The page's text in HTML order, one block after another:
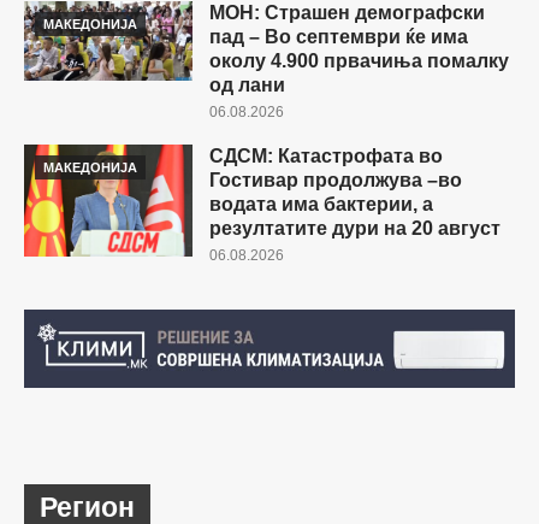
МАКЕДОНИЈА
МОН: Страшен демографски
пад – Во септември ќе има
околу 4.900 првачиња помалку
од лани
06.08.2026
МАКЕДОНИЈА
СДСМ: Катастрофата во
Гостивар продолжува –во
водата има бактерии, а
резултатите дури на 20 август
06.08.2026
Регион